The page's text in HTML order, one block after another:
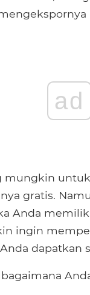
ad
mungkin
gratis.
Anda
ingin
dapatkan